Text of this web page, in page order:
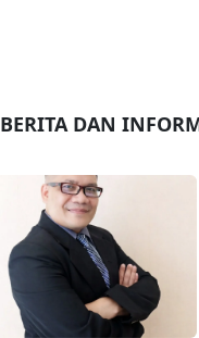
BERITA DAN